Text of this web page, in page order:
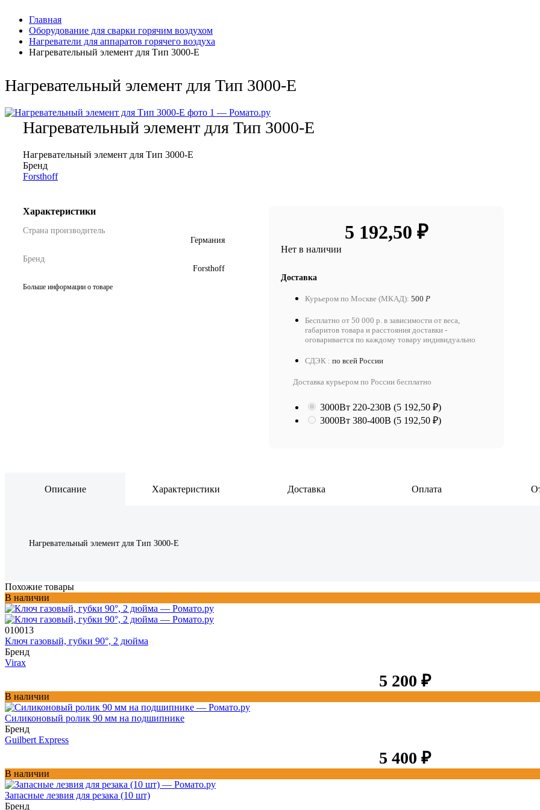
Главная
Оборудование для сварки горячим воздухом
Нагреватели для аппаратов горячего воздуха
Нагревательный элемент для Тип 3000-E
Нагревательный элемент для Тип 3000-E
Нагревательный элемент для Тип 3000-E
Нагревательный элемент для Тип 3000-E
Бренд
Forsthoff
Характеристики
Страна производитель
Германия
Бренд
Forsthoff
Больше информации о товаре
5 192,50 ₽
Нет в наличии
Доставка
Курьером по Москве (МКАД): 500 Р
Бесплатно от 50 000 р. в зависимости от веса,
габаритов товара и расстояния доставки -
оговаривается по каждому товару индивидуально
СДЭК : по всей России
Доставка курьером по России бесплатно
3000Вт 220-230В (5 192,50 ₽)
3000Вт 380-400В (5 192,50 ₽)
Описание Характеристики Доставка Оплата
Нагревательный элемент для Тип 3000-E
Похожие товары
В наличии
010013
Ключ газовый, губки 90°, 2 дюйма
Бренд
Virax
5 200 ₽
В наличии
Силиконовый ролик 90 мм на подшипнике
Бренд
Guilbert Express
5 400 ₽
В наличии
Запасные лезвия для резака (10 шт)
Бренд